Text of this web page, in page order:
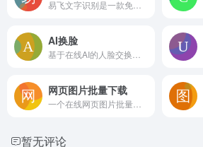
AI换脸
网页图片批量下载
暂无评论